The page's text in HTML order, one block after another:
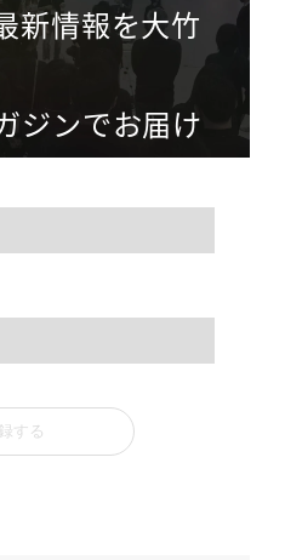
新情報を大竹
ジンでお届け